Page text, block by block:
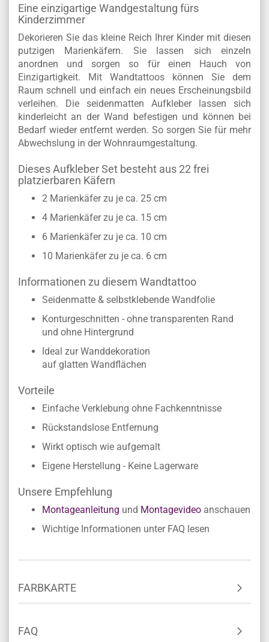
Eine einzigartige Wandgestaltung fürs
Kinderzimmer
Dekorieren Sie das kleine Reich Ihrer Kinder mit diesen
putzigen Marienkäfern. Sie lassen sich einzeln
anordnen und sorgen so für einen Hauch von
Einzigartigkeit. Mit Wandtattoos können Sie dem
Raum schnell und einfach ein neues Erscheinungsbild
verleihen. Die seidenmatten Aufkleber lassen sich
kinderleicht an der Wand befestigen und können bei
Bedarf wieder entfernt werden. So sorgen Sie für mehr
Abwechslung in der Wohnraumgestaltung.
Dieses Aufkleber Set besteht aus 22 frei
platzierbaren Käfern
2 Marienkäfer zu je ca. 25 cm
4 Marienkäfer zu je ca. 15 cm
6 Marienkäfer zu je ca. 10 cm
10 Marienkäfer zu je ca. 6 cm
Informationen zu diesem Wandtattoo
Seidenmatte & selbstklebende Wandfolie
Konturgeschnitten - ohne transparenten Rand
und ohne Hintergrund
Ideal zur Wanddekoration
auf glatten Wandflächen
Vorteile
Einfache Verklebung ohne Fachkenntnisse
Rückstandslose Entfernung
Wirkt optisch wie aufgemalt
Eigene Herstellung - Keine Lagerware
Unsere Empfehlung
Montageanleitung und Montagevideo anschauen
Wichtige Informationen unter FAQ lesen
FARBKARTE
FAQ